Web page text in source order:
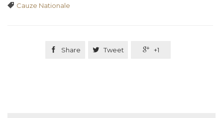
 Tags
Cauze Nationale
 Share  Tweet  +1